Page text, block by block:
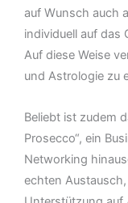
auf Wunsch auch
individuell auf das
Auf diese Weise
und Astrologie zu
Beliebt ist zudem
Prosecco“, ein
Networking
echten